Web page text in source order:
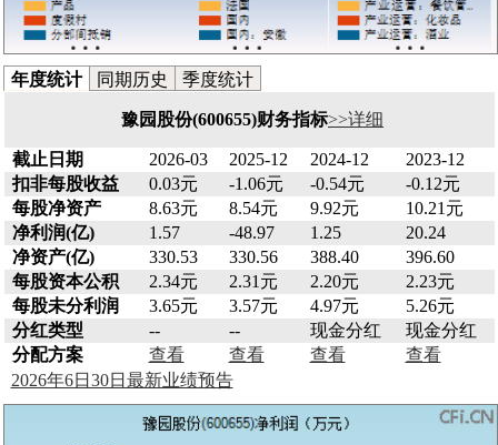
年度统计 同期历史 季度统计
豫园股份(600655)财务指标>>详细
截止日期 2026-03 2025-12 2024-12
2023-12
扣非每股收益
0.03元 -1.06元 -0.54元
-0.12元
每股净资产
8.63元 8.54元 9.92元
10.21元
净利润(亿)
1.57 -48.97 1.25
20.24
净资产(亿)
330.53 330.56 388.40
396.60
每股资本公积
2.34元 2.31元 2.20元
2.23元
每股未分利润
3.65元 3.57元 4.97元
5.26元
分红类型
-- -- 现金分红
现金分红
分配方案
查看 查看 查看
查看
2026年6日30日最新业绩预告